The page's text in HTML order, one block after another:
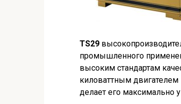
TS29
промышленного
высоким стандартам
киловаттным
делает его максимально